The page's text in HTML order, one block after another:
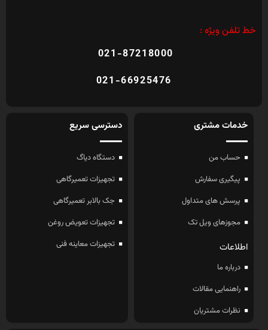
خط تلفن ویژه :
021-87218000
021-66925476
خدمات مشتری
حساب من
پیگیری سفارش
پرسش های متداول
مجوزهای ویل تک
اطلاعات
درباره ما
راهنمایی مقالات
نظرات مشتریان
دسترسی سریع
دستگاه دیاگ
تجهیزات تعمیرگاهی
جک بالابر تعمیرگاهی
تجهیزات تعویض روغن
تجهیزات معاینه فنی